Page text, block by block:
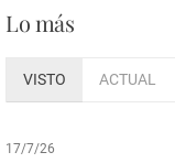
Lo más
VISTO ACTUAL
17/7/26